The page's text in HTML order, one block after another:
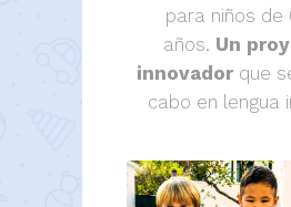
para niños de
años. Un
innovador que
cabo en lengua